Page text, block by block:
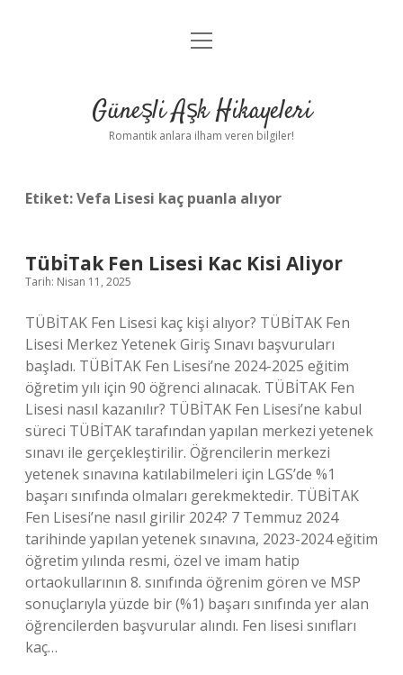
Anasayfa
Yasal Uyarı
menüyü
Güneşli Aşk Hikayeleri
Romantik anlara ilham veren bilgiler!
Etiket:Vefa Lisesi kaç puanla alıyor
Tübi̇Tak Fen Lisesi Kac Kisi Aliyor
Tarih: Nisan 11, 2025
TÜBİTAK Fen Lisesi kaç kişi alıyor? TÜBİTAK Fen
Lisesi Merkez Yetenek Giriş Sınavı başvuruları
başladı. TÜBİTAK Fen Lisesi’ne 2024-2025 eğitim
öğretim yılı için 90 öğrenci alınacak. TÜBİTAK Fen
Lisesi nasıl kazanılır? TÜBİTAK Fen Lisesi’ne kabul
süreci TÜBİTAK tarafından yapılan merkezi yetenek
sınavı ile gerçekleştirilir. Öğrencilerin merkezi
yetenek sınavına katılabilmeleri için LGS’de %1
başarı sınıfında olmaları gerekmektedir. TÜBİTAK
Fen Lisesi’ne nasıl girilir 2024? 7 Temmuz 2024
tarihinde yapılan yetenek sınavına, 2023-2024 eğitim
öğretim yılında resmi, özel ve imam hatip
ortaokullarının 8. sınıfında öğrenim gören ve MSP
sonuçlarıyla yüzde bir (%1) başarı sınıfında yer alan
öğrencilerden başvurular alındı. Fen lisesi sınıfları
kaç…